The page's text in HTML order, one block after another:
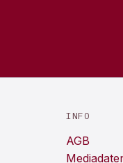
INFO
AGB